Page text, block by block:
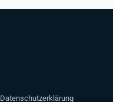
Datenschutzerklärung